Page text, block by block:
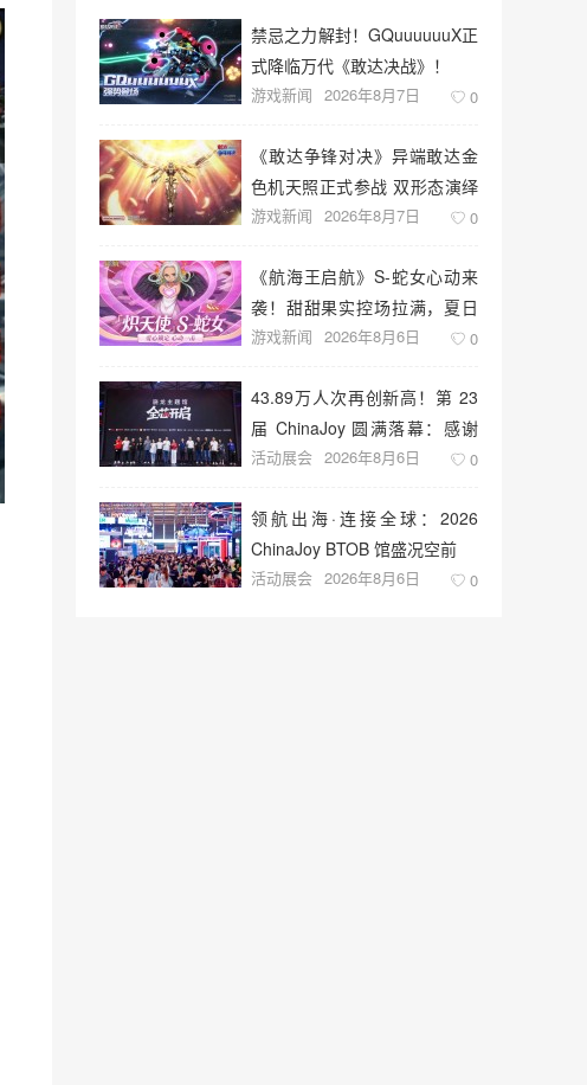
禁忌之力解封！GQuuuuuuX正
式降临万代《敢达决战》！
游戏新闻 2026年8月7日 0
《敢达争锋对决》异端敢达金
色机天照正式参战 双形态演绎
空中战技
游戏新闻 2026年8月7日 0
《航海王启航》S-蛇女心动来
袭！甜甜果实控场拉满，夏日
盛宴开启
游戏新闻 2026年8月6日 0
43.89万人次再创新高！第 23
届 ChinaJoy 圆满落幕：感谢
有你，共赴这场“与 AI 同游”的
活动展会 2026年8月6日 0
领航出海·连接全球：2026
ChinaJoy BTOB 馆盛况空前
活动展会 2026年8月6日 0